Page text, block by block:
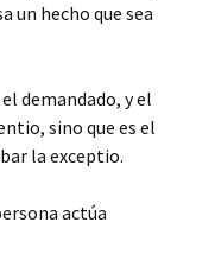
un hecho que sea
demandado, y el
sino que es el
la exceptio.
actúa